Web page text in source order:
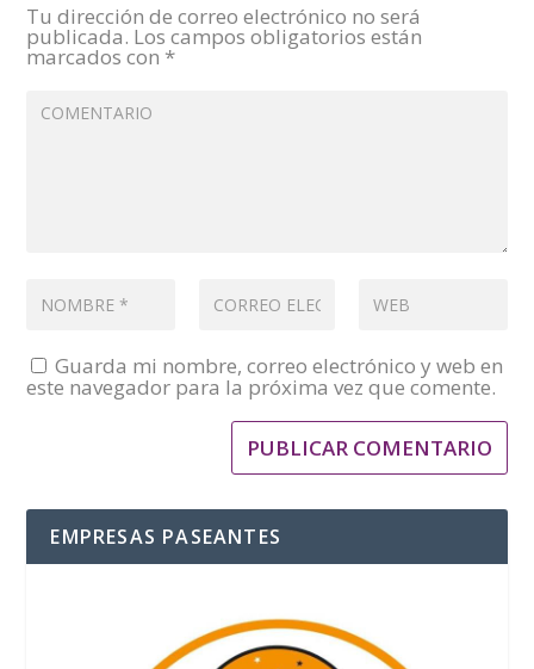
Tu dirección de correo electrónico no será
publicada. Los campos obligatorios están
marcados con *
Guarda mi nombre, correo electrónico y web en
este navegador para la próxima vez que comente.
EMPRESAS PASEANTES